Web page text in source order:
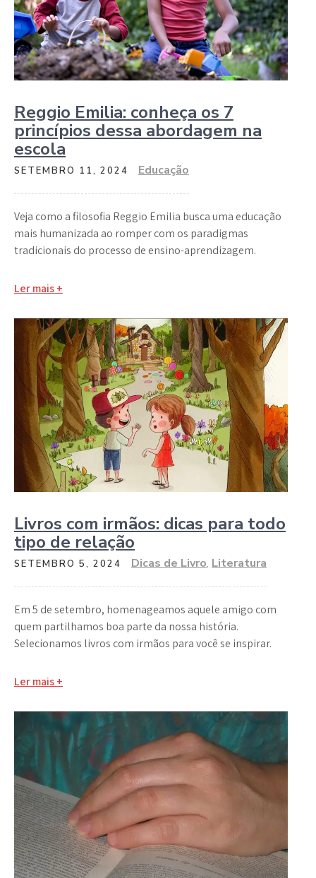
Reggio Emilia: conheça os 7
princípios dessa abordagem na
escola
SETEMBRO 11, 2024 Educação
Veja como a filosofia Reggio Emilia busca uma educação
mais humanizada ao romper com os paradigmas
tradicionais do processo de ensino-aprendizagem.
Ler mais +
Livros com irmãos: dicas para todo
tipo de relação
SETEMBRO 5, 2024 Dicas de Livro, Literatura
Em 5 de setembro, homenageamos aquele amigo com
quem partilhamos boa parte da nossa história.
Selecionamos livros com irmãos para você se inspirar.
Ler mais +